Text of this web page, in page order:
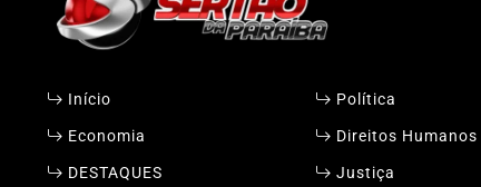
Início Política
Economia
Direitos Humanos
DESTAQUES
Justiça